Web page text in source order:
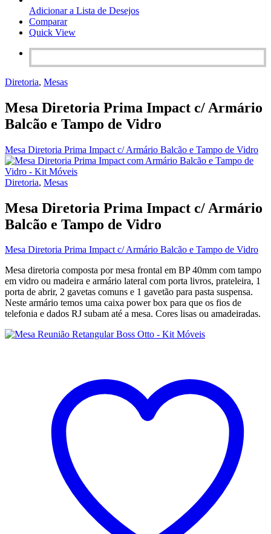
Adicionar a Lista de Desejos
Comparar
Quick View
Diretoria, Mesas
Mesa Diretoria Prima Impact c/ Armário
Balcão e Tampo de Vidro
Mesa Diretoria Prima Impact c/ Armário Balcão e Tampo de Vidro
Diretoria, Mesas
Mesa Diretoria Prima Impact c/ Armário
Balcão e Tampo de Vidro
Mesa Diretoria Prima Impact c/ Armário Balcão e Tampo de Vidro
Mesa diretoria composta por mesa frontal em BP 40mm com tampo
em vidro ou madeira e armário lateral com porta livros, prateleira, 1
porta de abrir, 2 gavetas comuns e 1 gavetão para pasta suspensa.
Neste armário temos uma caixa power box para que os fios de
telefonia e dados RJ subam até a mesa. Cores lisas ou amadeiradas.